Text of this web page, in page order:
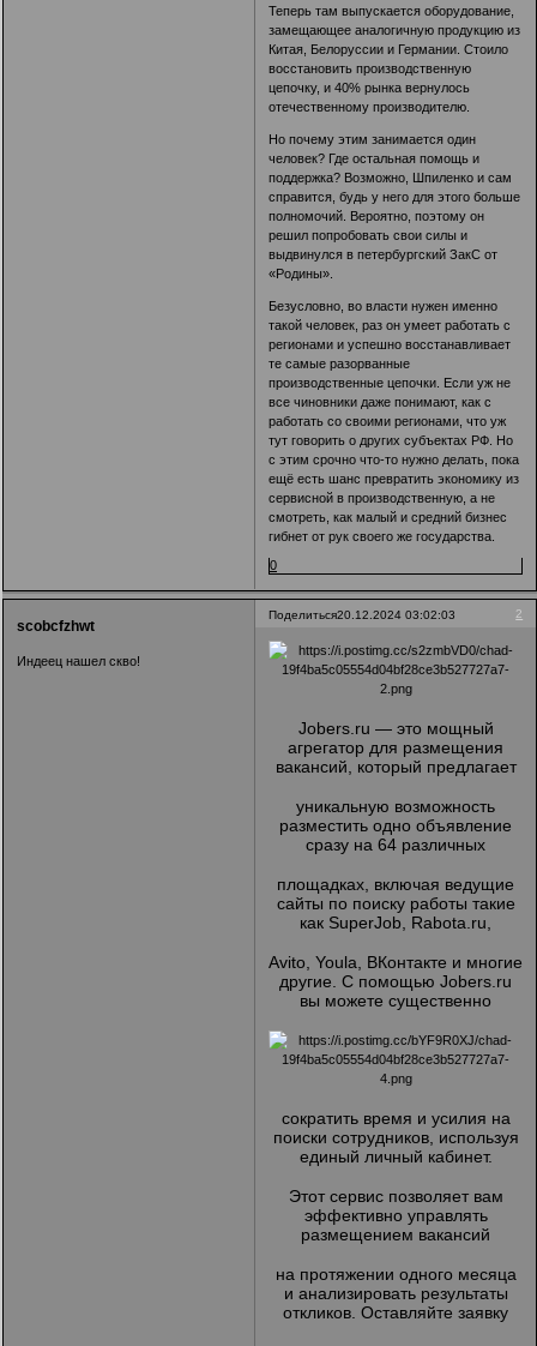
Теперь там выпускается оборудование,
замещающее аналогичную продукцию из
Китая, Белоруссии и Германии. Стоило
восстановить производственную
цепочку, и 40% рынка вернулось
отечественному производителю.
Но почему этим занимается один
человек? Где остальная помощь и
поддержка? Возможно, Шпиленко и сам
справится, будь у него для этого больше
полномочий. Вероятно, поэтому он
решил попробовать свои силы и
выдвинулся в петербургский ЗакС от
«Родины».
Безусловно, во власти нужен именно
такой человек, раз он умеет работать с
регионами и успешно восстанавливает
те самые разорванные
производственные цепочки. Если уж не
все чиновники даже понимают, как с
работать со своими регионами, что уж
тут говорить о других субъектах РФ. Но
с этим срочно что-то нужно делать, пока
ещё есть шанс превратить экономику из
сервисной в производственную, а не
смотреть, как малый и средний бизнес
гибнет от рук своего же государства.
0
Поделиться 2
20.12.2024 03:02:03
scobcfzhwt
Индеец нашел скво!
Jobers.ru — это мощный
агрегатор для размещения
вакансий, который предлагает
уникальную возможность
разместить одно объявление
сразу на 64 различных
площадках, включая ведущие
сайты по поиску работы такие
как SuperJob, Rabota.ru,
Avito, Youla, ВКонтакте и многие
другие. С помощью Jobers.ru
вы можете существенно
сократить время и усилия на
поиски сотрудников, используя
единый личный кабинет.
Этот сервис позволяет вам
эффективно управлять
размещением вакансий
на протяжении одного месяца
и анализировать результаты
откликов. Оставляйте заявку